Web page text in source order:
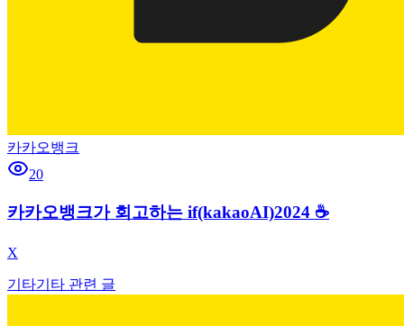
카카오뱅크
20
카카오뱅크가 회고하는 if(kakaoAI)2024 ☕️
X
기타기타 관련 글